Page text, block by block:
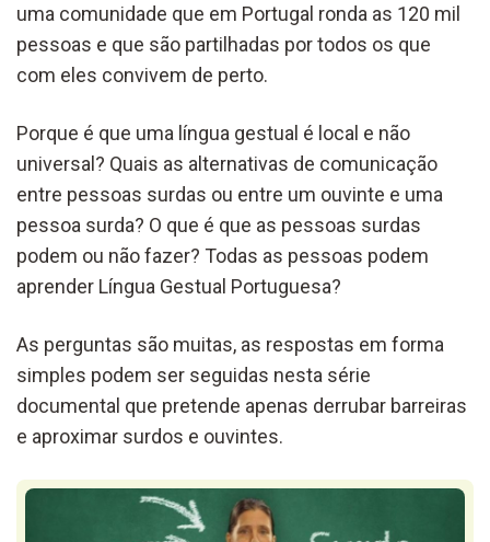
uma comunidade que em Portugal ronda as 120 mil
pessoas e que são partilhadas por todos os que
com eles convivem de perto.
Porque é que uma língua gestual é local e não
universal? Quais as alternativas de comunicação
entre pessoas surdas ou entre um ouvinte e uma
pessoa surda? O que é que as pessoas surdas
podem ou não fazer? Todas as pessoas podem
aprender Língua Gestual Portuguesa?
As perguntas são muitas, as respostas em forma
simples podem ser seguidas nesta série
documental que pretende apenas derrubar barreiras
e aproximar surdos e ouvintes.